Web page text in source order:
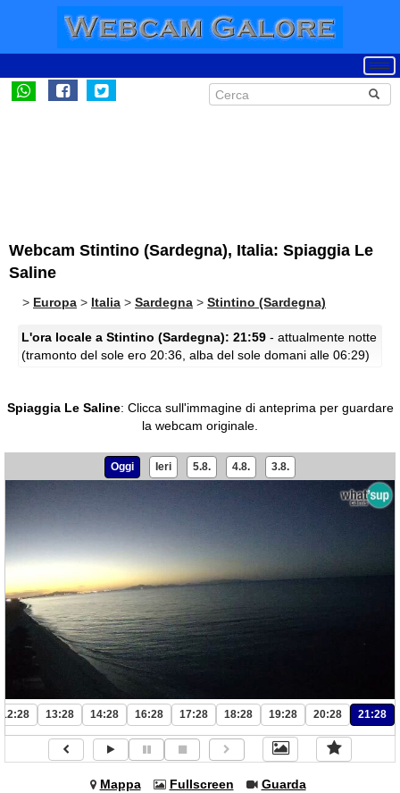
Webcam Stintino (Sardegna), Italia: Spiaggia Le
Saline
> Europa > Italia > Sardegna > Stintino (Sardegna)
L'ora locale a Stintino (Sardegna): 21:59 - attualmente notte
(tramonto del sole ero 20:36, alba del sole domani alle 06:29)
Spiaggia Le Saline: Clicca sull'immagine di anteprima per guardare
la webcam originale.
Oggi Ieri 5.8. 4.8. 3.8.
12:28 13:28 14:28 16:28 17:28 18:28 19:28 20:28 21:28
Mappa Fullscreen Guarda